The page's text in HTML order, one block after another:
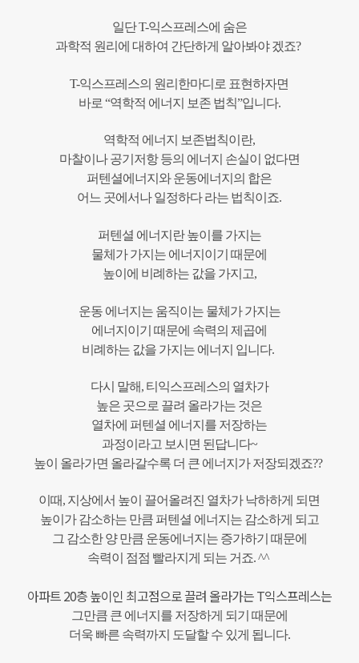
일단 T-익스프레스에 숨은
과학적 원리에 대하여 간단하게 알아봐야 겠죠?
T-익스프레스의 원리한마디로 표현하자면
바로 “역학적 에너지 보존 법칙”입니다.
역학적 에너지 보존법칙이란,
마찰이나 공기저항 등의 에너지 손실이 없다면
퍼텐셜에너지와 운동에너지의 합은
어느 곳에서나 일정하다 라는 법칙이죠.
퍼텐셜 에너지란 높이를 가지는
물체가 가지는 에너지이기 때문에
높이에 비례하는 값을 가지고,
운동 에너지는 움직이는 물체가 가지는
에너지이기 때문에 속력의 제곱에
비례하는 값을 가지는 에너지 입니다.
다시 말해, 티익스프레스의 열차가
높은 곳으로 끌려 올라가는 것은
열차에 퍼텐셜 에너지를 저장하는
과정이라고 보시면 된답니다~
높이 올라가면 올라갈수록 더 큰 에너지가 저장되겠죠??
이때, 지상에서 높이 끌어올려진 열차가 낙하하게 되면
높이가 감소하는 만큼 퍼텐셜 에너지는 감소하게 되고
그 감소한 양 만큼 운동에너지는 증가하기 때문에
속력이 점점 빨라지게 되는 거죠. ^^
아파트 20층 높이인 최고점으로끌려 올라가는 T익스프레스는
그만큼 큰 에너지를 저장하게 되기 때문에
더욱 빠른 속력까지 도달할 수 있게 됩니다.